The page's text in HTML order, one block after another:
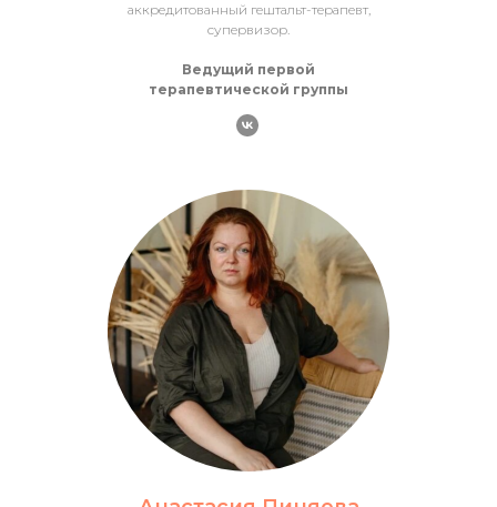
аккредитованный гештальт-терапевт,
супервизор.
Ведущий первой
терапевтической группы